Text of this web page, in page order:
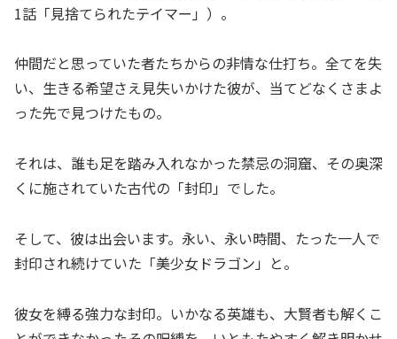
1話「見捨てられたテイマー」）。
仲間だと思っていた者たちからの非情な仕打ち。全てを失
い、生きる希望さえ見失いかけた彼が、当てどなくさまよ
った先で見つけたもの。
それは、誰も足を踏み入れなかった禁忌の洞窟、その奥深
くに施されていた古代の「封印」でした。
そして、彼は出会います。永い、永い時間、たった一人で
封印され続けていた「美少女ドラゴン」と。
彼女を縛る強力な封印。いかなる英雄も、大賢者も解くこ